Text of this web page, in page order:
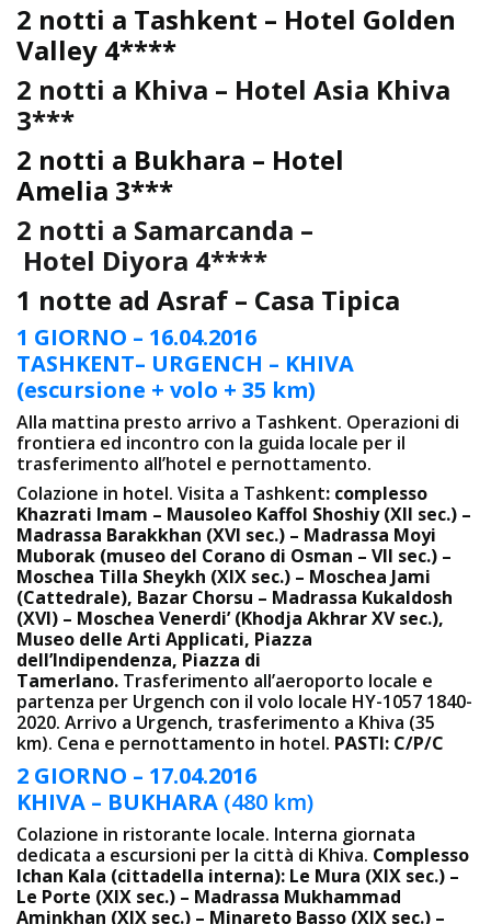
2 notti a Tashkent – Hotel Golden
Valley 4****
2 notti a Khiva – Hotel Asia Khiva
3***
2 notti a Bukhara – Hotel
Amelia 3***
2 notti a Samarcanda –
Hotel Diyora 4****
1 notte ad Asraf – Casa Tipica
1 GIORNO – 16.04.2016
TASHKENT– URGENCH – KHIVA
(escursione + volo + 35 km)
Alla mattina presto arrivo a Tashkent. Operazioni di
frontiera ed incontro con la guida locale per il
trasferimento all’hotel e pernottamento.
Colazione in hotel. Visita a Tashkent: complesso
Khazrati Imam – Mausoleo Kaffol Shoshiy (XII sec.) –
Madrassa Barakkhan (XVI sec.) – Madrassa Moyi
Muborak (museo del Corano di Osman – VII sec.) –
Moschea Tilla Sheykh (XIX sec.) – Moschea Jami
(Cattedrale), Bazar Chorsu – Madrassa Kukaldosh
(XVI) – Moschea Venerdi’ (Khodja Akhrar XV sec.),
Museo delle Arti Applicati, Piazza
dell’Indipendenza, Piazza di
Tamerlano. Trasferimento all’aeroporto locale e
partenza per Urgench con il volo locale HY-1057 1840-
2020. Arrivo a Urgench, trasferimento a Khiva (35
km). Cena e pernottamento in hotel. PASTI: C/P/C
2 GIORNO – 17.04.2016
KHIVA – BUKHARA (480 km)
Colazione in ristorante locale. Interna giornata
dedicata a escursioni per la città di Khiva. Complesso
Ichan Kala (cittadella interna): Le Mura (XIX sec.) –
Le Porte (XIX sec.) – Madrassa Mukhammad
Aminkhan (XIX sec.) – Minareto Basso (XIX sec.) –